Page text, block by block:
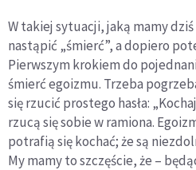
W takiej sytuacji, jaką mamy
nastąpić „śmierć”, a dopiero
Pierwszym krokiem do
śmierć egoizmu. Trzeba
się rzucić prostego hasła:
rzucą się sobie w ramiona.
potrafią się kochać; że są
My mamy to szczęście, że –